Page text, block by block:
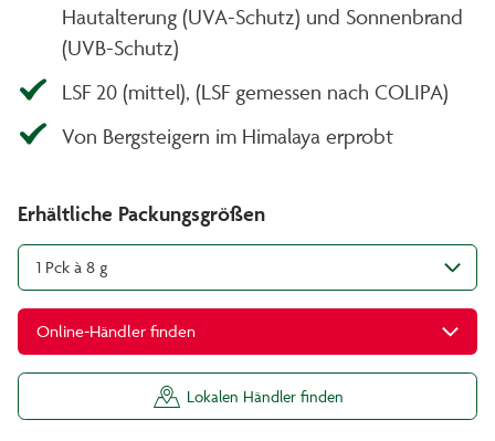
Hautalterung (UVA-Schutz) und Sonnenbrand
(UVB-Schutz)
LSF 20 (mittel), (LSF gemessen nach COLIPA)
Von Bergsteigern im Himalaya erprobt
Erhältliche Packungsgrößen
1 Pck à 8 g
Online-Händler finden
Lokalen Händler finden